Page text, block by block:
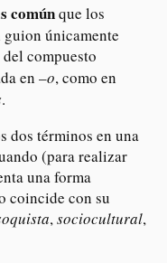
comúnque los
únicamente
compuesto
en –o, como en
.
dos términos en una
(para realizar
una forma
coincide con su
,sociocultural,